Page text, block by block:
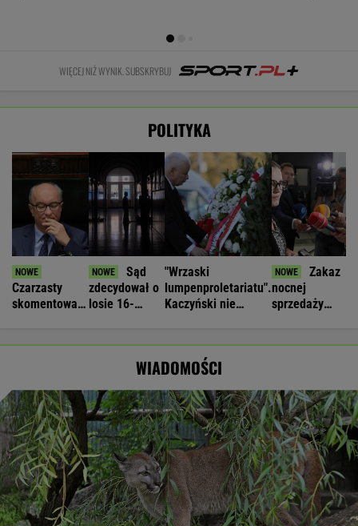
WIĘCEJ NIŻ WYNIK. SUBSKRYBUJ
POLITYKA
Czarzasty
skomentował
Sąd
zdecydował o
losie 16-
"Wrzaski
lumpenproletariatu".
Kaczyński nie
Zakaz
nocnej
sprzedaży
WIADOMOŚCI